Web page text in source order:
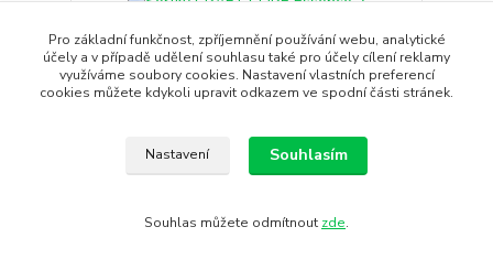
Šortky CRAFT CORE Essence 2
se hodí pro většin...
Pro základní funkčnost, zpříjemnění používání webu, analytické
účely a v případě udělení souhlasu také pro účely cílení reklamy
využíváme soubory cookies. Nastavení vlastních preferencí
cookies můžete kdykoli upravit odkazem ve spodní části stránek.
Nastavení Souhlasím
Souhlas můžete odmítnout zde.